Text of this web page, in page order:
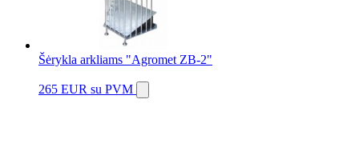
Šėrykla arkliams "Agromet ZB-2"
265 EUR su PVM